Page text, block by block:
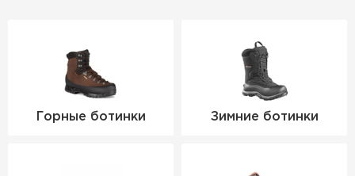
Горные ботинки Зимние ботинки